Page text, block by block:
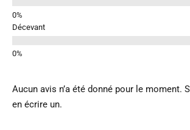
Décevant
Aucun avis n’a été donné pour le moment.
en écrire un.